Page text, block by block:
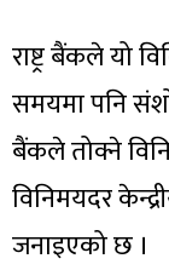
राष्ट्र बैंकले यो
समयमा पनि
बैंकले तोक्ने
विनिमयदर
जनाइएको छ ।